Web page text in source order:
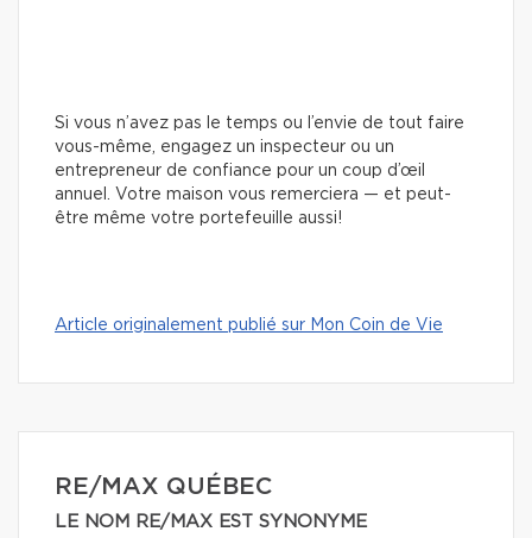
Si vous n’avez pas le temps ou l’envie de tout faire
vous-même, engagez un inspecteur ou un
entrepreneur de confiance pour un coup d’œil
annuel. Votre maison vous remerciera — et peut-
être même votre portefeuille aussi!
Article originalement publié sur Mon Coin de Vie
RE/MAX QUÉBEC
LE NOM RE/MAX EST SYNONYME